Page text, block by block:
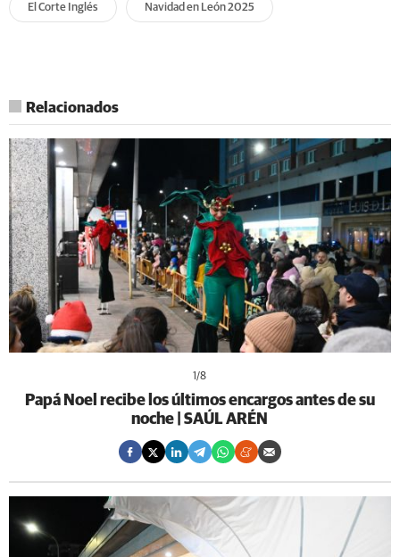
El Corte Inglés Navidad en León 2025
Relacionados
1/8
Papá Noel recibe los últimos encargos antes de su
noche | SAÚL ARÉN